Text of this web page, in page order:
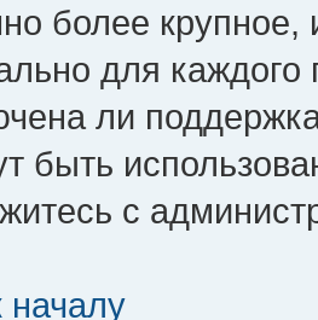
более крупное,
для каждого
ли
быть
с
началу